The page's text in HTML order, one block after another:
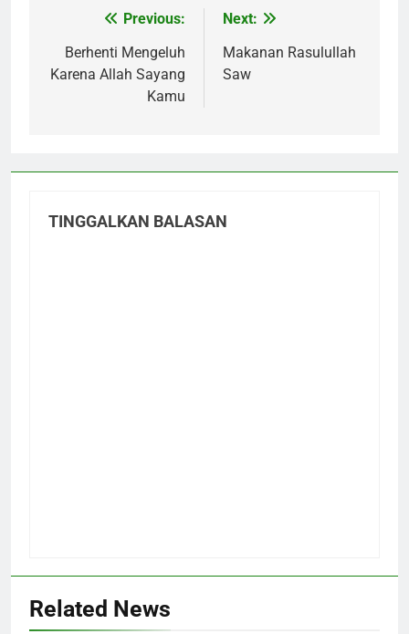
Navigasi
pos
Previous:
Berhenti Mengeluh
Karena Allah Sayang
Kamu
Next:
Makanan Rasulullah
Saw
TINGGALKAN BALASAN
Related News